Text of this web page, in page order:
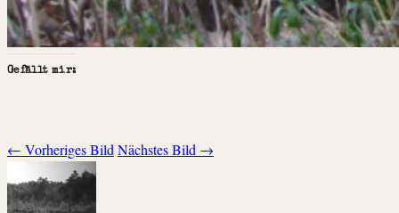
Gefällt mir:
← Vorheriges Bild Nächstes Bild →